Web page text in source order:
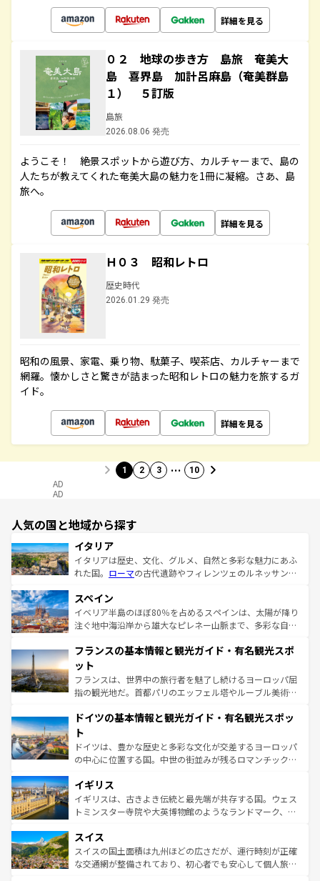
詳細を見る
０２ 地球の歩き方 島旅 奄美大
島 喜界島 加計呂麻島（奄美群島
１） ５訂版
島旅
2026.08.06 発売
ようこそ！ 絶景スポットから遊び方、カルチャーまで、島の
人たちが教えてくれた奄美大島の魅力を1冊に凝縮。さあ、島
旅へ。
詳細を見る
Ｈ０３ 昭和レトロ
歴史時代
2026.01.29 発売
昭和の風景、家電、乗り物、駄菓子、喫茶店、カルチャーまで
網羅。懐かしさと驚きが詰まった昭和レトロの魅力を旅するガ
イド。
詳細を見る
1 2 3 … 10
AD
AD
人気の国と地域から探す
イタリア
イタリアは歴史、文化、グルメ、自然と多彩な魅力にあふ
れた国。 ローマの古代遺跡やフィレンツェのルネッサンス
ろん、トスカーナの美しい田園風景やアマルフィ海岸の絶
景など、自然景観も見逃せない。観光の合間には、本場の
ピザやパスタなど、絶品のイタリア料理を堪能することも
ませてくれるイタリアで、忘れられない旅をしてみよう！
なお、新着のイタリア情報は
しい。
スペイン
イベリア半島のほぼ80％を占めるスペインは、太陽が降り
注ぐ地中海沿岸から雄大なピレネー山脈まで、多彩な自然
文化が根付くこの国では、情熱的なフラメンコ、熱気あふ
れる闘牛、そして美味しいタパスが生活の一部となってい
る。首都マドリードの洗練された雰囲気や、バルセロナの
アートに溢れた街角から、地方では古代ローマ遺跡や中世
せる。地方によって風土や気候が異なるスペインはその個
ンテンツ一覧 を参照してほしい。
フランスの基本情報と観光ガイド・有名観光スポ
ット
フランスは、世界中の旅行者を魅了し続けるヨーロッパ屈
指の観光地だ。首都パリのエッフェル塔やルーブル美術館
で、幅広い魅力が詰まっている。華麗な宮殿、歴史的な大
聖堂、美しいビーチ、そして豊かな自然が、訪れる者を心
から魅了する。また、フランスは美食の国としても知ら
れ、フランス料理はユネスコ無形文化遺産にも登録されて
香り高いラベンダー畑など、多彩な楽しみ方が可能だ。さ
らに、パリ以外の地域にも魅力が溢れており、どの街角に
も豊かな歴史と文化が息づいている。パリ以外の個性あふ
を参照してほしい。
ドイツの基本情報と観光ガイド・有名観光スポッ
ト
ドイツは、豊かな歴史と多彩な文化が交差するヨーロッパ
の中心に位置する国。中世の街並みが残るロマンチック街
顔を持つこの国は、どこを歩いても飽きることがない。ベ
ルリンの文化的活気、バイエルン州のアルプスの絶景、そ
してライン川沿いのワイン畑といった風景は必見。ビール
は、お酒好きな人にはぜひ体験してほしい。 なお、新着の
ドイツ情報はコンテンツ一覧を参照してほしい。
イギリス
イギリスは、古きよき伝統と最先端が共存する国。ウェス
トミンスター寺院や大英博物館のようなランドマーク、歴
リアごとに異なる魅力がある。また、優雅なアフタヌーン
ティー、ビール好きにはたまらない英国パブ、サッカー観
戦など、本場だからこそできる体験も豊富。イギリスを旅
スイス
スイスの国土面積は九州ほどの広さだが、運行時刻が正確
な交通網が整備されており、初心者でも安心して個人旅行